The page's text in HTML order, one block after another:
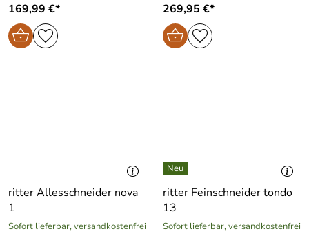
169,99 €* 269,95 €*
ritter Allesschneider nova
1
Sofort lieferbar, versandkostenfrei
ritter Feinschneider tondo
13
Sofort lieferbar, versandkostenfrei